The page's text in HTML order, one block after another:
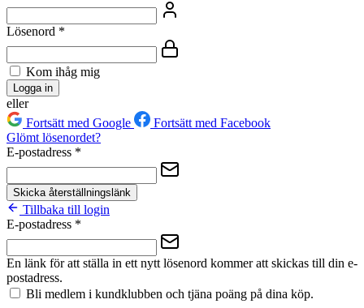
Lösenord *
Kom ihåg mig
Logga in
eller
Fortsätt med Google
Fortsätt med Facebook
Glömt lösenordet?
E-postadress *
Skicka återställningslänk
Tillbaka till login
E-postadress *
En länk för att ställa in ett nytt lösenord kommer att skickas till din e-
postadress.
Bli medlem i kundklubben och tjäna poäng på dina köp.